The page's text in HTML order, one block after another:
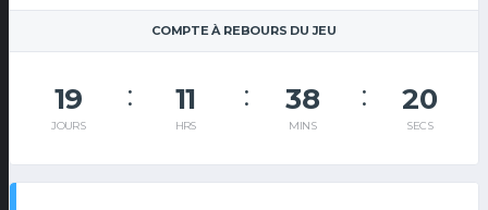
COMPTE À REBOURS DU JEU
19
JOURS
11
HRS
38
MINS
19
SECS